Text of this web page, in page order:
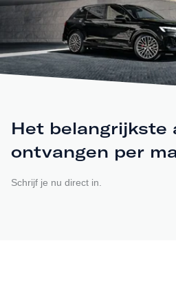
Het belangrijkste
ontvangen per
Schrijf je nu direct in.